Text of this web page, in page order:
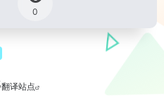
0
翻译站点